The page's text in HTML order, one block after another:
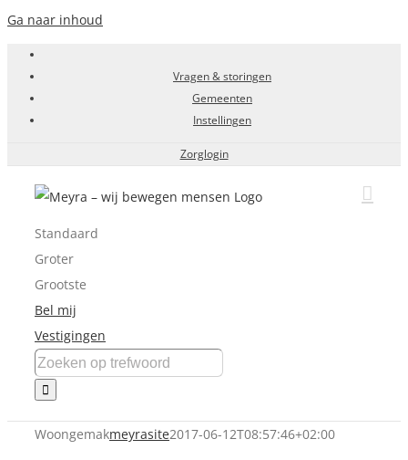
Ga naar inhoud
Vragen & storingen
Gemeenten
Instellingen
Zorglogin
Standaard
Groter
Grootste
Bel mij
Vestigingen
Woongemakmeyrasite2017-06-12T08:57:46+02:00